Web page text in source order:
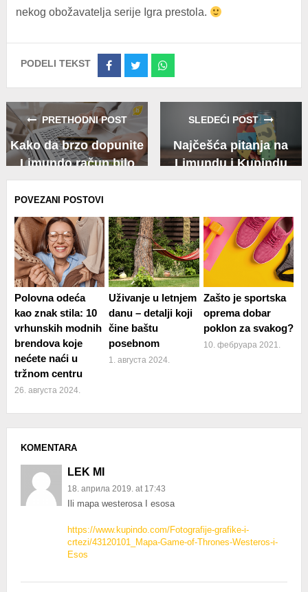
nekog obožavatelja serije Igra prestola.
PODELI TEKST
Share
Facebook
Share
Twitter
Share
Whatsapp
PRETHODNI POST
Kako da brzo dopunite
Limundo račun bilo
kada u toku dana (ili
večeri)?
SLEDEĆI POST
Najčešća pitanja na
Limundu i Kupindu
POVEZANI POSTOVI
Polovna odeća
kao znak stila: 10
vrhunskih modnih
brendova koje
nećete naći u
tržnom centru
26. августа 2024.
Uživanje u letnjem
danu – detalji koji
čine baštu
posebnom
1. августа 2024.
Zašto je sportska
oprema dobar
poklon za svakog?
10. фебруара 2021.
KOMENTARA
LEK MI
18. априла 2019. at 17:43
Ili mapa westerosa I esosa
https://www.kupindo.com/Fotografije-grafike-i-
crtezi/43120101_Mapa-Game-of-Thrones-Westeros-i-
Esos